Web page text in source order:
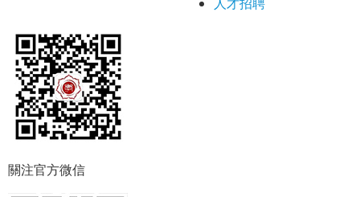
關注官方微信